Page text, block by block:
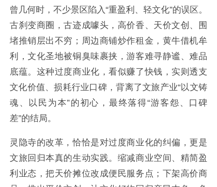
曾几何时，不少景区陷入“重盈利、轻文化”的误区。
古刹变商圈，古迹成噱头，高价香、天价文创、围
堵推销层出不穷；周边商铺炒作租金，黄牛借机牟
利，文化圣地被铜臭味裹挟，游客难寻静谧、难品
底蕴。这种过度商业化，看似赚了快钱，实则透支
文化价值、损耗行业口碑，背离了文旅产业“以文铸
魂、以民为本”的初心，最终落得“游客怨、口碑
差”的结局。
灵隐寺的改革，恰恰是对过度商业化的纠偏，更是
文旅回归本真的生动实践。缩减商业空间、精简盈
利业态，把天价摊位改成便民服务点；下架高价商